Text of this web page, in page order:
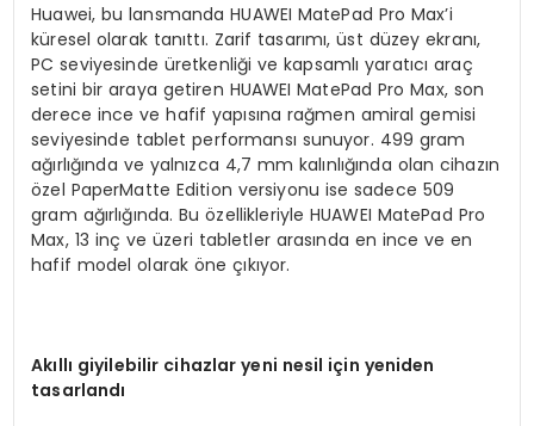
Huawei, bu lansmanda HUAWEI MatePad Pro Max’i
küresel olarak tanıttı. Zarif tasarımı, üst düzey ekranı,
PC seviyesinde üretkenliği ve kapsamlı yaratıcı araç
setini bir araya getiren HUAWEI MatePad Pro Max, son
derece ince ve hafif yapısına rağmen amiral gemisi
seviyesinde tablet performansı sunuyor. 499 gram
ağırlığında ve yalnızca 4,7 mm kalınlığında olan cihazın
özel PaperMatte Edition versiyonu ise sadece 509
gram ağırlığında. Bu özellikleriyle HUAWEI MatePad Pro
Max, 13 inç ve üzeri tabletler arasında en ince ve en
hafif model olarak öne çıkıyor.
Akıllı giyilebilir cihazlar yeni nesil için yeniden
tasarlandı